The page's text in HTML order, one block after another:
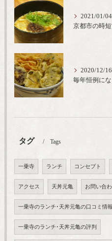
2021/01/04
2020/12/16
タグ Tags
一乗寺 ランチ コンセプト
アクセス 天丼元亀 お問い合
一乗寺のランチ･天丼元亀の口コミ情報
一乗寺のランチ･天丼元亀の評判